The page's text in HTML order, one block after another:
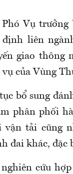
Vụ
định liên
giao thông
của Vùng
bổ sung
phân phối
vận tải cũng
đai khác, đặc
cứu